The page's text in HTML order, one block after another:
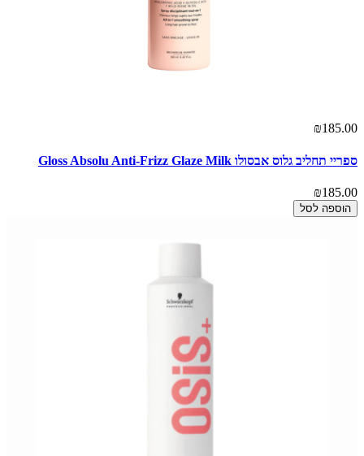
₪185.00
ספריי תחליב גלוס אבסולו Gloss Absolu Anti-Frizz Glaze Milk
₪185.00
הוספה לסל